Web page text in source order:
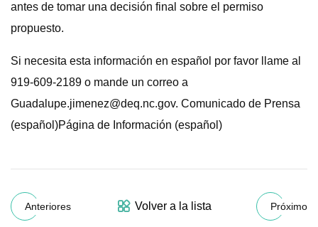
antes de tomar una decisión final sobre el permiso
propuesto.
Si necesita esta información en español por favor llame al
919-609-2189 o mande un correo a
Guadalupe.jimenez@deq.nc.gov. Comunicado de Prensa
(español)Página de Información (español)
Anteriores Volver a la lista Próximo